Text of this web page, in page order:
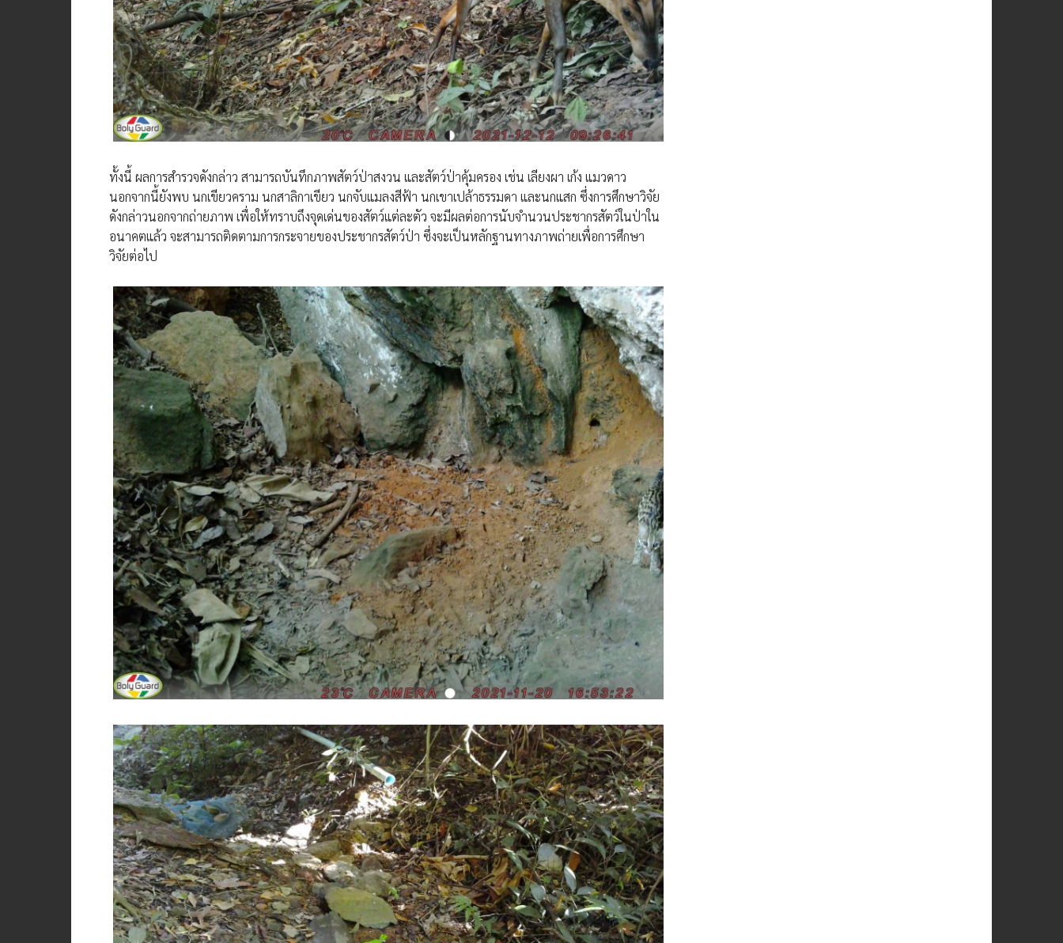
ทั้งนี้ ผลการสำรวจดังกล่าว สามารถบันทึกภาพสัตว์ป่าสงวน และสัตว์ป่าคุ้มครอง เช่น เลียงผา เก้ง แมวดาว
นอกจากนี้ยังพบ นกเขียวคราม นกสาลิกาเขียว นกจับแมลงสีฟ้า นกเขาเปล้าธรรมดา และนกแสก ซึ่งการศึกษาวิจัย
ดังกล่าวนอกจากถ่ายภาพ เพื่อให้ทราบถึงจุดเด่นของสัตว์แต่ละตัว จะมีผลต่อการนับจำนวนประชากรสัตว์ในป่าใน
อนาคตแล้ว จะสามารถติดตามการกระจายของประชากรสัตว์ป่า ซึ่งจะเป็นหลักฐานทางภาพถ่ายเพื่อการศึกษา
วิจัยต่อไป